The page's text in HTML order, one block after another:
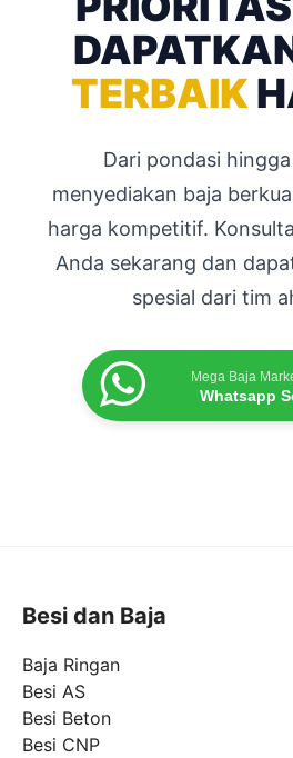
TERBAIK
Dari pondasi
menyediakan baja
harga kompetitif.
Anda sekarang dan
spesial dari tim
Mega Baja
Whatsapp
Besi dan Baja
Baja Ringan
Besi AS
Besi Beton
Besi CNP